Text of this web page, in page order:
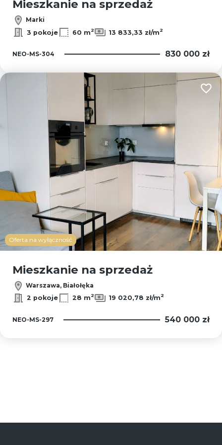
Mieszkanie na sprzedaż
Marki
3 pokoje
60 m2 13 833,33 zł/m2
NEO-MS-304 830 000 zł
Oferta na wyłączność
Mieszkanie na sprzedaż
Warszawa, Białołęka
2 pokoje
28 m2 19 020,78 zł/m2
NEO-MS-297 540 000 zł